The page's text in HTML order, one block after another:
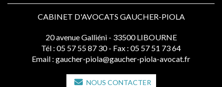
CABINET D'AVOCATS GAUCHER-PIOLA
20 avenue Galliéni - 33500 LIBOURNE
Tél : 05 57 55 87 30 - Fax : 05 57 51 73 64
Email : gaucher-piola@gaucher-piola-avocat.fr
NOUS CONTACTER